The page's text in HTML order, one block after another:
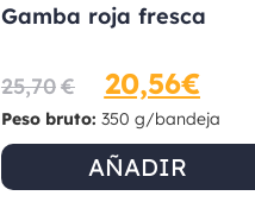
Gamba roja fresca
25,70€ 20,56€
Peso bruto: 350 g/bandeja
AÑADIR